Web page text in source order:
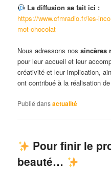
La diffusion se fait ici :
https://www.cfmradio.fr/les-
mot-chocolat
Nous adressons nossincères
pour leur accueil et leur
créativité et leur implication,
ont contribué à la réalisation
Publié dansactualité
Pour finir le
beauté…